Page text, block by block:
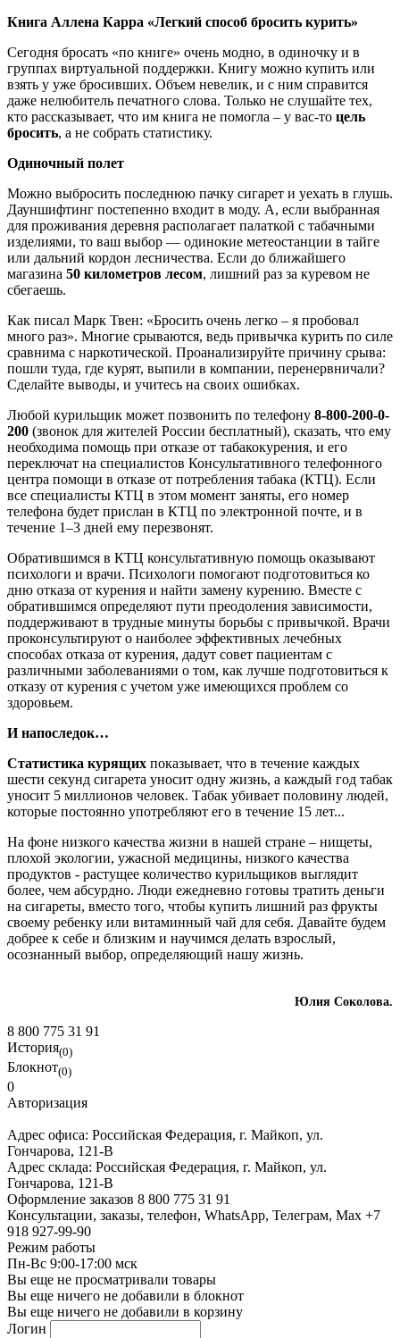
Книга Аллена Карра «Легкий способ бросить курить»
Сегодня бросать «по книге» очень модно, в одиночку и в
группах виртуальной поддержки. Книгу можно купить или
взять у уже бросивших. Объем невелик, и с ним справится
даже нелюбитель печатного слова. Только не слушайте тех,
кто рассказывает, что им книга не помогла – у вас-то цель
бросить, а не собрать статистику.
Одиночный полет
Можно выбросить последнюю пачку сигарет и уехать в глушь.
Дауншифтинг постепенно входит в моду. А, если выбранная
для проживания деревня располагает палаткой с табачными
изделиями, то ваш выбор — одинокие метеостанции в тайге
или дальний кордон лесничества. Если до ближайшего
магазина 50 километров лесом, лишний раз за куревом не
сбегаешь.
Как писал Марк Твен: «Бросить очень легко – я пробовал
много раз». Многие срываются, ведь привычка курить по силе
сравнима с наркотической. Проанализируйте причину срыва:
пошли туда, где курят, выпили в компании, перенервничали?
Сделайте выводы, и учитесь на своих ошибках.
Любой курильщик может позвонить по телефону 8-800-200-0-
200 (звонок для жителей России бесплатный), сказать, что ему
необходима помощь при отказе от табакокурения, и его
переключат на специалистов Консультативного телефонного
центра помощи в отказе от потребления табака (КТЦ). Если
все специалисты КТЦ в этом момент заняты, его номер
телефона будет прислан в КТЦ по электронной почте, и в
течение 1–3 дней ему перезвонят.
Обратившимся в КТЦ консультативную помощь оказывают
психологи и врачи. Психологи помогают подготовиться ко
дню отказа от курения и найти замену курению. Вместе с
обратившимся определяют пути преодоления зависимости,
поддерживают в трудные минуты борьбы с привычкой. Врачи
проконсультируют о наиболее эффективных лечебных
способах отказа от курения, дадут совет пациентам с
различными заболеваниями о том, как лучше подготовиться к
отказу от курения с учетом уже имеющихся проблем со
здоровьем.
И напоследок…
Статистика курящих показывает, что в течение каждых
шести секунд сигарета уносит одну жизнь, а каждый год табак
уносит 5 миллионов человек. Табак убивает половину людей,
которые постоянно употребляют его в течение 15 лет...
На фоне низкого качества жизни в нашей стране – нищеты,
плохой экологии, ужасной медицины, низкого качества
продуктов - растущее количество курильщиков выглядит
более, чем абсурдно. Люди ежедневно готовы тратить деньги
на сигареты, вместо того, чтобы купить лишний раз фрукты
своему ребенку или витаминный чай для себя. Давайте будем
добрее к себе и близким и научимся делать взрослый,
осознанный выбор, определяющий нашу жизнь.
Юлия Соколова.
8 800 775 31 91
История(0)
Блокнот(0)
0
Авторизация
Адрес офиса: Российская Федерация, г. Майкоп, ул.
Гончарова, 121-В
Адрес склада: Российская Федерация, г. Майкоп, ул.
Гончарова, 121-В
Оформление заказов 8 800 775 31 91
Консультации, заказы, телефон, WhatsApp, Телеграм, Мах +7
918 927-99-90
Режим работы
Пн-Вс 9:00-17:00 мск
Вы еще не просматривали товары
Вы еще ничего не добавили в блокнот
Вы еще ничего не добавили в корзину
Логин